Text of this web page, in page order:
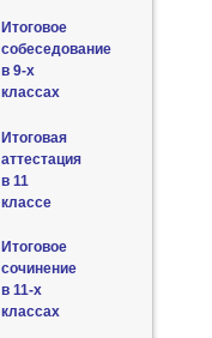
Итоговое
собеседование
в 9-х
классах
Итоговая
аттестация
в 11
классе
Итоговое
сочинение
в 11-х
классах